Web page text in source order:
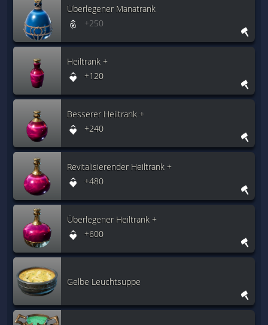
Überlegener Manatrank
+250
Heiltrank +
+120
Besserer Heiltrank +
+240
Revitalisierender Heiltrank +
+480
Überlegener Heiltrank +
+600
Gelbe Leuchtsuppe